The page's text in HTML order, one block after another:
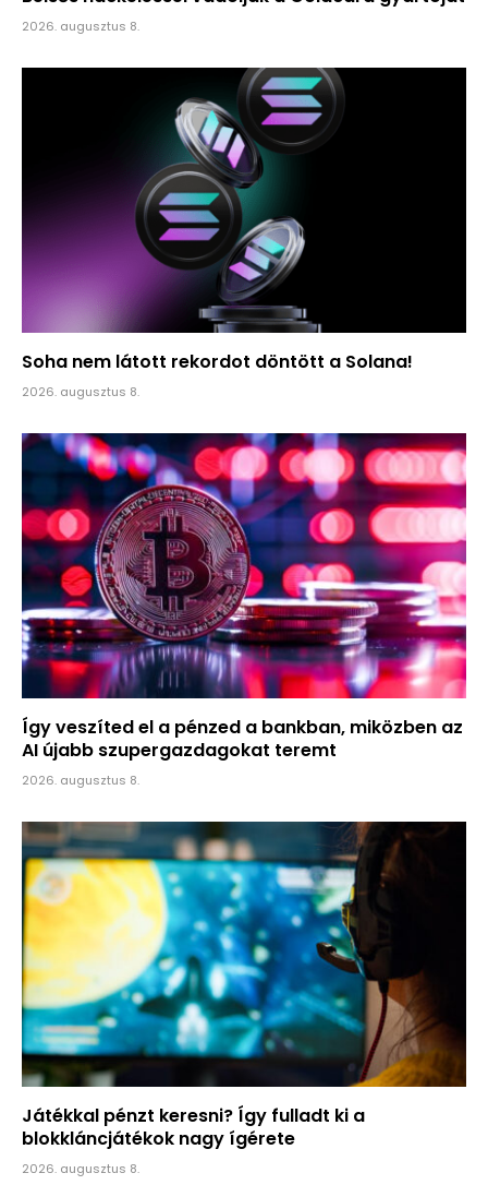
2026. augusztus 8.
Soha nem látott rekordot döntött a Solana!
2026. augusztus 8.
Így veszíted el a pénzed a bankban, miközben az
AI újabb szupergazdagokat teremt
2026. augusztus 8.
Játékkal pénzt keresni? Így fulladt ki a
blokkláncjátékok nagy ígérete
2026. augusztus 8.